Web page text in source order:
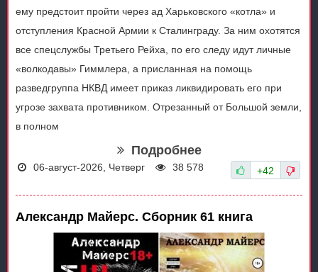
ему предстоит пройти через ад Харьковского «котла» и
отступления Красной Армии к Сталинграду. За ним охотятся
все спецслужбы Третьего Рейха, по его следу идут личные
«волкодавы» Гиммлера, а присланная на помощь
разведгруппа НКВД имеет приказ ликвидировать его при
угрозе захвата противником. Отрезанный от Большой земли,
в полном
Подробнее
06-август-2026, Четверг 38 578 +42
Александр Майерс. Сборник 61 книга